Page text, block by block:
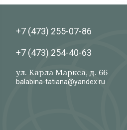
+7 (473) 255-07-86
+7 (473) 254-40-63
ул. Карла Маркса, д. 66
balabina-tatiana@yandex.ru